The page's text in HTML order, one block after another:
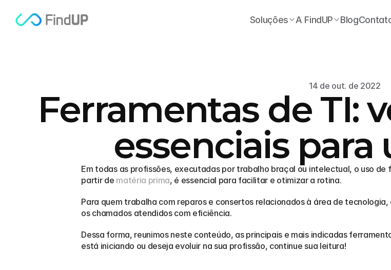
Soluções A FindUP Blog
14 de out. de 2022
Ferramentas de TI:
essenciais
Em todas as profissões, executadas por trabalho braçal ou intelectual, o uso
partir de matéria prima, é essencial para facilitar e otimizar a rotina.
Para quem trabalha com reparos e consertos relacionados à área de
os chamados atendidos com eficiência.
Dessa forma, reunimos neste conteúdo, as principais e mais indicadas
está iniciando ou deseja evoluir na sua profissão, continue sua leitura!